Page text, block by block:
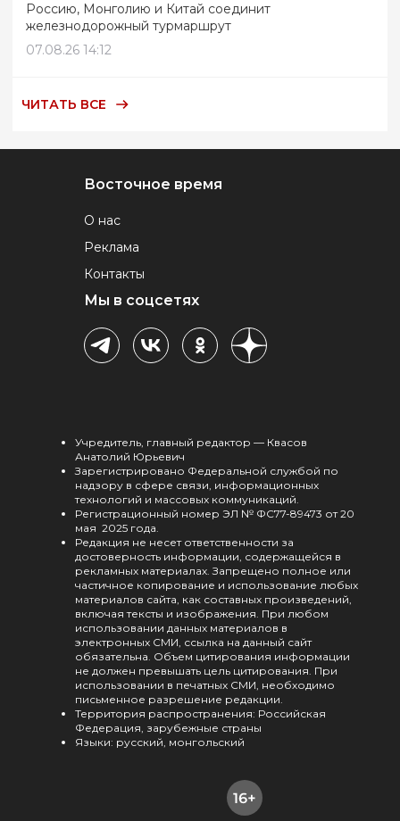
Россию, Монголию и Китай соединит
железнодорожный турмаршрут
07.08.26 14:12
ЧИТАТЬ ВСЕ
Восточное время
О нас
Реклама
Контакты
Мы в соцсетях
Учредитель, главный редактор — Квасов
Анатолий Юрьевич
Зарегистрировано Федеральной службой по
надзору в сфере связи, информационных
технологий и массовых коммуникаций.
Регистрационный номер ЭЛ № ФС77-89473 от 20
мая 2025 года.
Редакция не несет ответственности за
достоверность информации, содержащейся в
рекламных материалах. Запрещено полное или
частичное копирование и использование любых
материалов сайта, как составных произведений,
включая тексты и изображения. При любом
использовании данных материалов в
электронных СМИ, ссылка на данный сайт
обязательна. Объем цитирования информации
не должен превышать цель цитирования. При
использовании в печатных СМИ, необходимо
письменное разрешение редакции.
Территория распространения: Российская
Федерация, зарубежные страны
Языки: русский, монгольский